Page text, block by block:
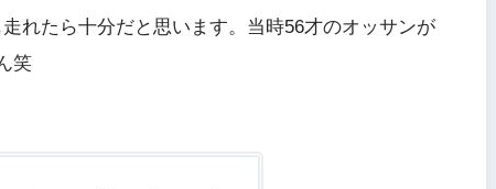
れたら十分だと思います。当時56才のオッサンが
笑